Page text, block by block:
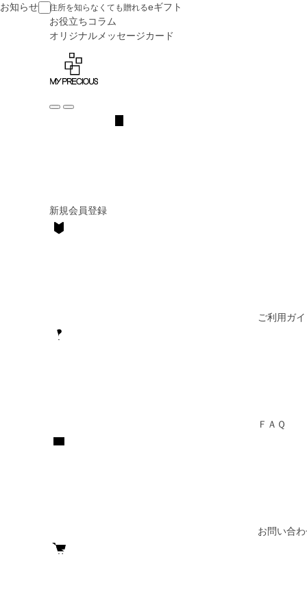
住所を知らなくても贈れるeギフト
お役立ちコラム
オリジナル メッセージカード
新規会員登録
ご利用ガ
ＦＡＱ
お問い合
お知らせ